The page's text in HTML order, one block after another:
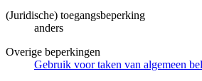
(Juridische) toegangsbeperking
anders
Overige beperkingen
Gebruik voor taken van algemeen